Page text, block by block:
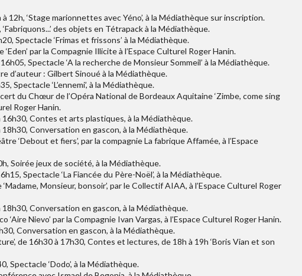
12h, ‘Stage marionnettes avec Yéno’, à la Médiathèque sur inscription.
des objets en Tétrapack à la Médiathèque.
Spectacle ‘Frimas et frissons’ à la Médiathèque.
par la Compagnie Illicite à l’Espace Culturel Roger Hanin.
Spectacle ‘A la recherche de Monsieur Sommeil’ à la Médiathèque.
d’auteur : Gilbert Sinoué à la Médiathèque.
Spectacle ‘L’ennemi’, à la Médiathèque.
du Chœur de l’Opéra National de Bordeaux Aquitaine ‘Zimbe, come sing
Roger Hanin.
Contes et arts plastiques, à la Médiathèque.
Conversation en gascon, à la Médiathèque.
‘Debout et fiers’, par la compagnie La fabrique Affamée, à l’Espace
Soirée jeux de société, à la Médiathèque.
Spectacle ‘La Fiancée du Père-Noël’, à la Médiathèque.
Monsieur, bonsoir’, par le Collectif AIAA, à l’Espace Culturel Roger
Conversation en gascon, à la Médiathèque.
‘Aire Nievo’ par la Compagnie Ivan Vargas, à l’Espace Culturel Roger Hanin.
Conversation en gascon, à la Médiathèque.
de 16h30 à 17h30, Contes et lectures, de 18h à 19h ‘Boris Vian et son
Spectacle ‘Dodo’, à la Médiathèque.